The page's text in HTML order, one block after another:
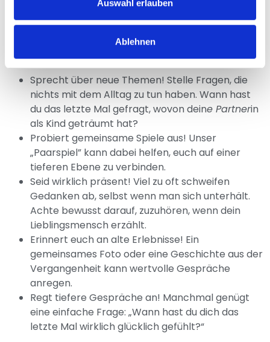
Auswahl erlauben
Ablehnen
Alltägliche Tipps, um die
Beziehung zu vertiefen
Sprecht über neue Themen! Stelle Fragen, die
nichts mit dem Alltag zu tun haben. Wann hast
du das letzte Mal gefragt, wovon deine Partnerin
als Kind geträumt hat?
Probiert gemeinsame Spiele aus! Unser
„Paarspiel” kann dabei helfen, euch auf einer
tieferen Ebene zu verbinden.
Seid wirklich präsent! Viel zu oft schweifen
Gedanken ab, selbst wenn man sich unterhält.
Achte bewusst darauf, zuzuhören, wenn dein
Lieblingsmensch erzählt.
Erinnert euch an alte Erlebnisse! Ein
gemeinsames Foto oder eine Geschichte aus der
Vergangenheit kann wertvolle Gespräche
anregen.
Regt tiefere Gespräche an! Manchmal genügt
eine einfache Frage: „Wann hast du dich das
letzte Mal wirklich glücklich gefühlt?“